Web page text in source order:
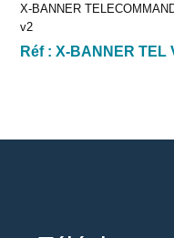
X-BANNER
v2
Réf :X-BANNER TEL